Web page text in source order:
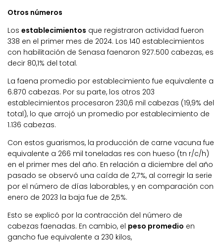
Otros números
Los establecimientos que registraron actividad fueron
338 en el primer mes de 2024. Los 140 establecimientos
con habilitación de Senasa faenaron 927.500 cabezas, es
decir 80,1% del total.
La faena promedio por establecimiento fue equivalente a
6.870 cabezas. Por su parte, los otros 203
establecimientos procesaron 230,6 mil cabezas (19,9% del
total), lo que arrojó un promedio por establecimiento de
1.136 cabezas.
Con estos guarismos, la producción de carne vacuna fue
equivalente a 266 mil toneladas res con hueso (tn r/c/h)
en el primer mes del año. En relación a diciembre del año
pasado se observó una caída de 2,7%, al corregir la serie
por el número de días laborables, y en comparación con
enero de 2023 la baja fue de 2,5%.
Esto se explicó por la contracción del número de
cabezas faenadas. En cambio, el peso promedio en
gancho fue equivalente a 230 kilos,